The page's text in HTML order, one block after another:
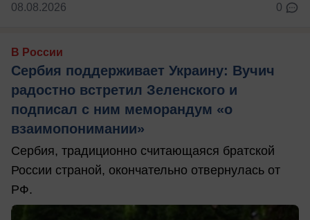
08.08.2026 0
В России
Сербия поддерживает Украину: Вучич
радостно встретил Зеленского и
подписал с ним меморандум «о
взаимопонимании»
Сербия, традиционно считающаяся братской
России страной, окончательно отвернулась от
РФ.